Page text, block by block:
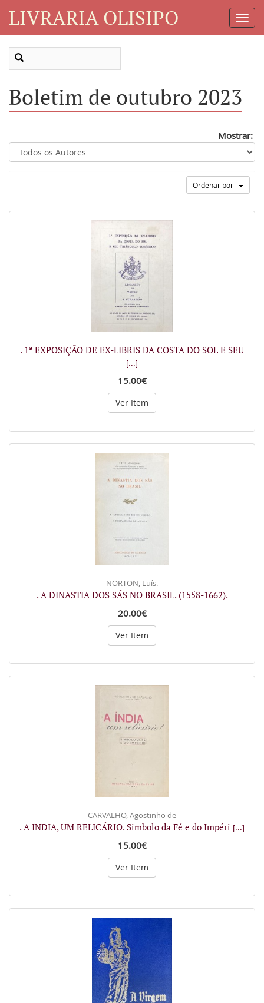
LIVRARIA OLISIPO
Boletim de outubro 2023
Mostrar:
Ordenar por
. 1ª EXPOSIÇÃO DE EX-LIBRIS DA COSTA DO SOL E SEU
[...]
15.00€
Ver Item
NORTON, Luís.
. A DINASTIA DOS SÁS NO BRASIL. (1558-1662).
20.00€
Ver Item
CARVALHO, Agostinho de
. A INDIA, UM RELICÁRIO. Simbolo da Fé e do Impéri [...]
15.00€
Ver Item